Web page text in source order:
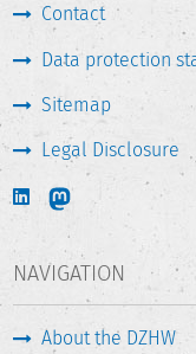
Contact
Data protection
Sitemap
Legal Disclosure
NAVIGATION
About the DZHW